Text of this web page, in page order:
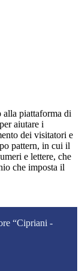
alla piattaforma di
aiutare i
dei visitatori e
pattern, in cui il
e lettere, che
che imposta il
“Cipriani -